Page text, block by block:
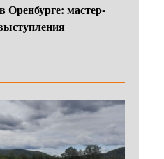
мастер-